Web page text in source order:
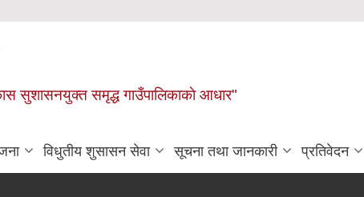
सुशासनयुक्त समृद्ध गाउँपालिकाकाे आधार"
विधुतीय शुसासन सेवा सूचना तथा जानकारी प्रतिवेदन